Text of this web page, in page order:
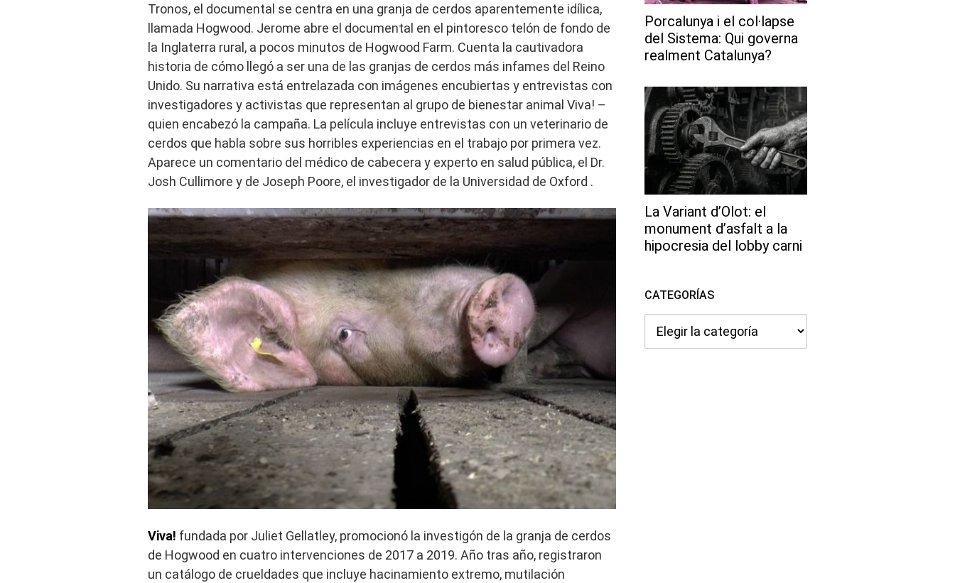
Tronos, el documental se centra en una granja de cerdos aparentemente idílica,
llamada Hogwood. Jerome abre el documental en el pintoresco telón de fondo de
la Inglaterra rural, a pocos minutos de Hogwood Farm. Cuenta la cautivadora
historia de cómo llegó a ser una de las granjas de cerdos más infames del Reino
Unido. Su narrativa está entrelazada con imágenes encubiertas y entrevistas con
investigadores y activistas que representan al grupo de bienestar animal Viva! –
quien encabezó la campaña. La película incluye entrevistas con un veterinario de
cerdos que habla sobre sus horribles experiencias en el trabajo por primera vez.
Aparece un comentario del médico de cabecera y experto en salud pública, el Dr.
Josh Cullimore y de Joseph Poore, el investigador de la Universidad de Oxford .
Viva! fundada por Juliet Gellatley, promocionó la investigón de la granja de cerdos
de Hogwood en cuatro intervenciones de 2017 a 2019. Año tras año, registraron
un catálogo de crueldades que incluye hacinamiento extremo, mutilación
Porcalunya i el col·lapse
del Sistema: Qui governa
realment Catalunya?
La Variant d’Olot: el
monument d’asfalt a la
hipocresia del lobby carni
CATEGORÍAS